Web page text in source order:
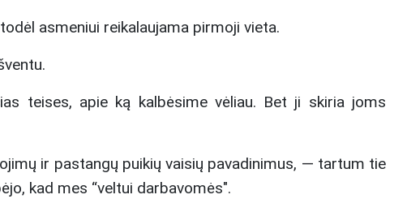
asmeniui reikalaujama pirmoji vieta.
teises, apie ką kalbėsime vėliau. Bet ji skiria joms
ir pastangų puikių vaisių pavadinimus, — tartum tie
kad mes “veltui darbavomės".